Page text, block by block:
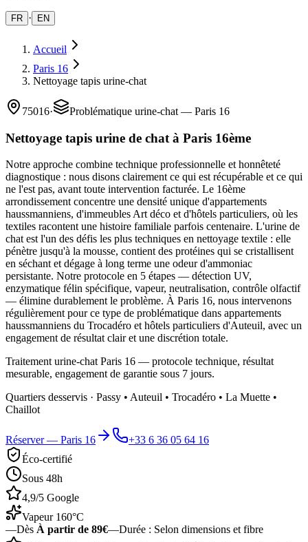
FR · EN
Accueil
Paris 16
Nettoyage tapis urine-chat
75016· Problématique urine-chat — Paris 16
Nettoyage tapis urine de chat à Paris 16ème
Notre approche combine technique professionnelle et honnêteté
diagnostique : nous disons clairement ce qui est récupérable et ce qui
ne l'est pas, avant toute intervention facturée. Le 16ème
arrondissement concentre une densité unique d'appartements
haussmanniens, d'immeubles Art déco et d'hôtels particuliers, où les
textiles racontent une histoire familiale parfois centenaire. L'urine de
chat est l'un des défis les plus techniques en nettoyage textile : elle
pénètre jusqu'à la mousse, contient des protéines qui se cristallisent
en séchant et dégage à long terme une odeur d'ammoniac
persistante. Notre protocole en 5 étapes — détection UV,
enzymatique félin spécifique, vapeur, neutralisation, contrôle olfactif
— élimine durablement le problème. À Paris 16, nous intervenons
régulièrement pour ce type de problématique dans appartements
haussmanniens du Trocadéro et hôtels particuliers d'Auteuil, avec un
engagement de résultat clair et une discrétion totale.
Traitement urine-chat Paris 16 — protocole technique, résultat
mesurable, engagement de garantie sous 7 jours.
Quartiers desservis · Passy • Auteuil • Trocadéro • La Muette •
Chaillot
Réserver — Paris 16
+33 6 36 05 64 16
Éco-certifié
Sous 48h
4,9/5 Google
Vapeur 160°C
—Dès À partir de 89€—Durée : Selon dimensions et fibre